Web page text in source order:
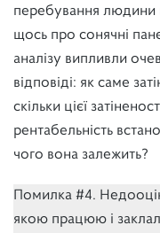
перебування людини в
щось про сонячні
аналізу випливли
відповіді: як саме
скільки цієї
рентабельність
чого вона залежить?
Помилка #4.
якою працюю і